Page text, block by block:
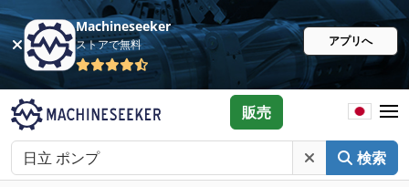
Machineseeker
ストアで無料 アプリへ
検索
販売